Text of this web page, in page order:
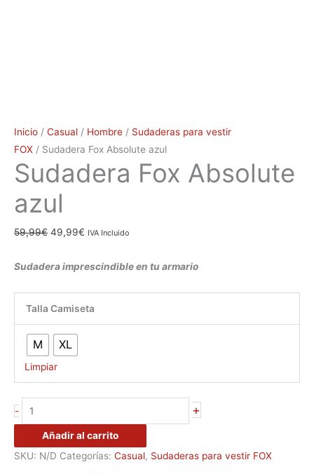
Inicio / Casual / Hombre / Sudaderas para vestir
FOX / Sudadera Fox Absolute azul
Sudadera Fox Absolute
azul
59,99€ 49,99€ IVA Incluido
Sudadera imprescindible en tu armario
Talla Camiseta
M XL
Limpiar
- +
Añadir al carrito
SKU: N/D Categorías: Casual, Sudaderas para vestir FOX